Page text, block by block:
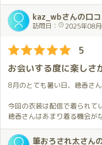
もうひとつ、今回印象に残っ
かき」。
穂香さんの優しい手つきに身
っと緩んで心地よさに包まれ
こういう“プレイ”とは違う形
はだと思います。
10回目という節目、お誕生月
しさと色気のギャップ――す
今まででいちばん特別な思い
これからも変わらず、穂香さ
ます。
浴衣姿の穂香さんにお会い出
み方を知ったことでこの上な
最初のハグから浴衣での対応
し頭が回らなくなる程でした。
穂香さんとは何度もお会いし
する度に楽しさが増している
私にとって穂香さんとの時間
晴らしい特別な時間になって
穂香さんの誕生月のひととき
も幸せです。
来年の誕生月が今から待ち遠
し、あっという間に120分と
2人で過ごす事ができるこの
れるこの時間が自分にとって
とを再確認する事ができた貴
kaz_wbさんの口コ
訪問日： 2025年08
5
お会いする度に楽しさ
8月のとても暑い日、穂香さ
今回の衣装は配信で着られて
穂香さんはあまり着る機会が
ても可愛かったです。
配信で見たときから考えてい
筆おろされ太さん